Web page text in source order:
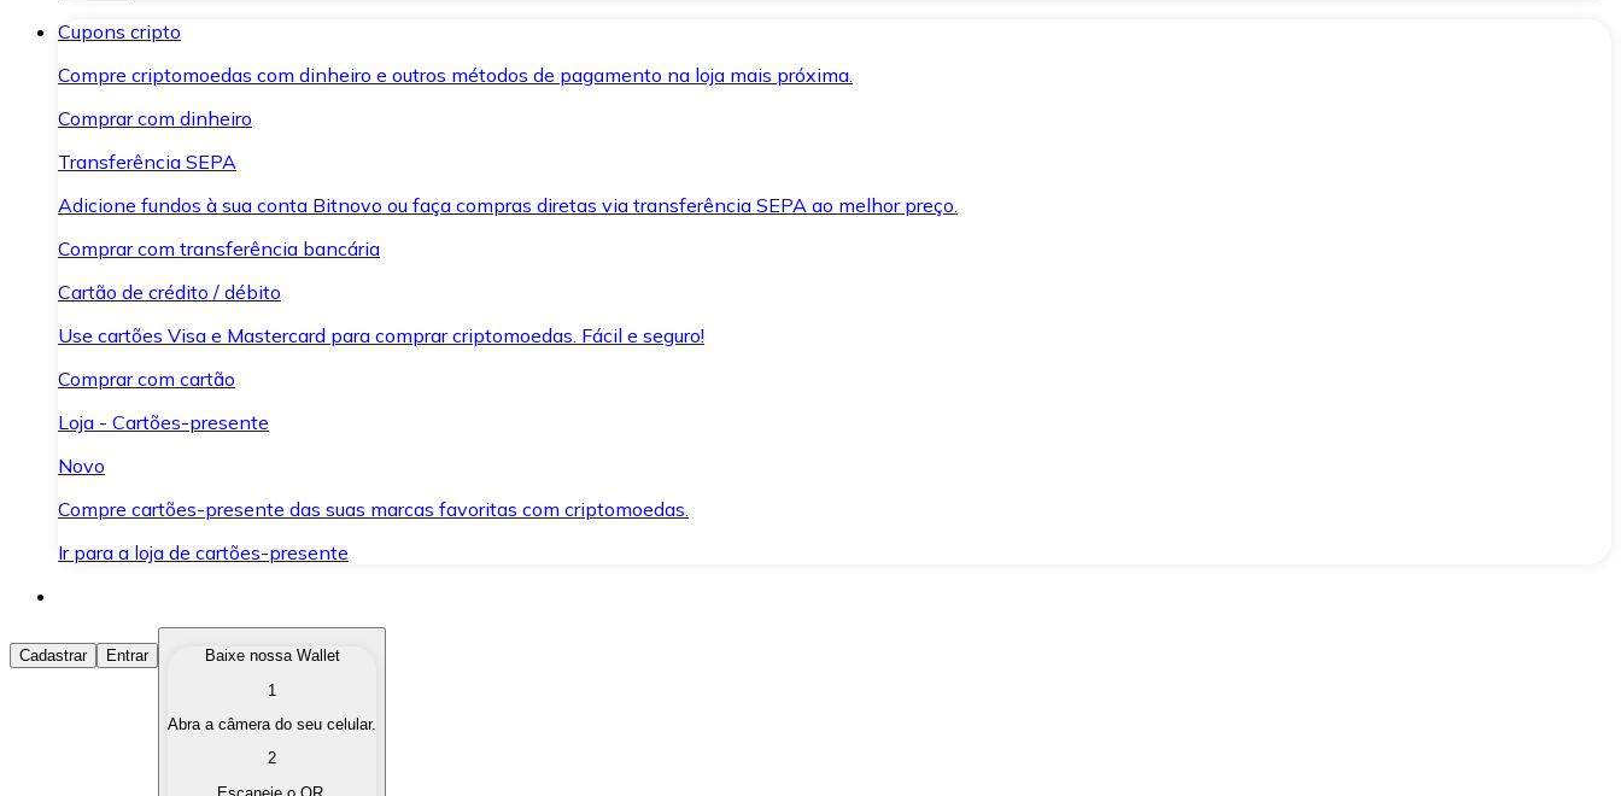
Cupons cripto
Compre criptomoedas com dinheiro e outros métodos de pagamento na loja mais próxima.
Comprar com dinheiro
Transferência SEPA
Adicione fundos à sua conta Bitnovo ou faça compras diretas via transferência SEPA ao melhor preço.
Comprar com transferência bancária
Cartão de crédito / débito
Use cartões Visa e Mastercard para comprar criptomoedas. Fácil e seguro!
Comprar com cartão
Loja - Cartões-presente
Novo
Compre cartões-presente das suas marcas favoritas com criptomoedas.
Ir para a loja de cartões-presente
Comprar Criptomoedas
Compre as criptomoedas de seu interesse de forma rápida e segura.
Converta suas criptomoedas em moeda fiduciária quando precisar.
Cadastrar Entrar
Baixe nossa Wallet
1
Abra a câmera do seu celular.
2